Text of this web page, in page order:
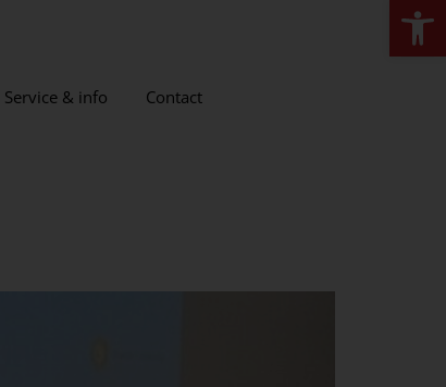
Service & info Contact